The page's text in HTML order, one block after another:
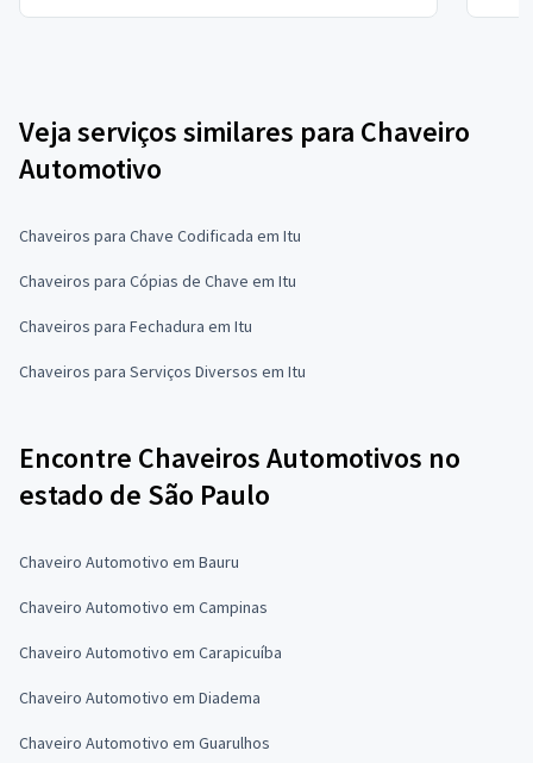
Veja serviços similares para Chaveiro
Automotivo
Chaveiros para Chave Codificada em Itu
Chaveiros para Cópias de Chave em Itu
Chaveiros para Fechadura em Itu
Chaveiros para Serviços Diversos em Itu
Encontre Chaveiros Automotivos no
estado de São Paulo
Chaveiro Automotivo em Bauru
Chaveiro Automotivo em Campinas
Chaveiro Automotivo em Carapicuíba
Chaveiro Automotivo em Diadema
Chaveiro Automotivo em Guarulhos